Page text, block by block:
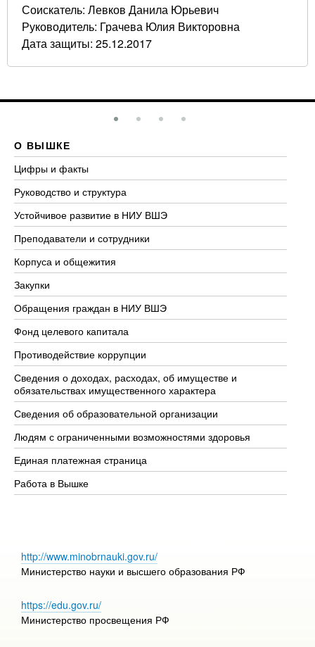
Соискатель: Левков Данила Юрьевич
Руководитель: Грачева Юлия Викторовна
Дата защиты: 25.12.2017
О ВЫШКЕ
Цифры и факты
Руководство и структура
Устойчивое развитие в НИУ ВШЭ
Преподаватели и сотрудники
Корпуса и общежития
Закупки
Обращения граждан в НИУ ВШЭ
Фонд целевого капитала
Противодействие коррупции
Сведения о доходах, расходах, об имуществе и
обязательствах имущественного характера
Сведения об образовательной организации
Людям с ограниченными возможностями здоровья
Единая платежная страница
Работа в Вышке
http://www.minobrnauki.gov.ru/
Министерство науки и высшего образования РФ
https://edu.gov.ru/
Министерство просвещения РФ